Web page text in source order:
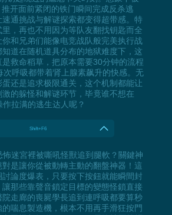
开面前紧闭的铁门瞬间完成反杀逃
通挑战与解谜探索都变得超带感。特
，再也不用因为等队友翻找钥匙而全
你和兄弟们能像电竞战队般完美执行战
道在随机道具分布的地狱难度下，这
救命稻草，把原本需要30分钟的流程
次呼吸都带着肾上腺素飙升的快感。无
还是追求极限通关，这个机制都能让
的躲怪和解谜环节，毕竟谁不想在
拉满的逃生达人呢？
Shift+F6
怖迷宮裡被嘶吼怪獸追到腿軟？關鍵神
是讓你從被動轉主動的翻盤神器！這
論度爆表，只要按下按鈕就能瞬間封
那些靠聲音鎖定目標的變態怪鎖直接
走廊的喪屍學長追到連呼吸都要算秒
喘息製造機，根本不用再手滑狂按門